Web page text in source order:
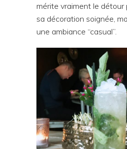
mérite vraiment le
sa décoration soignée,
une ambiance “casual”.